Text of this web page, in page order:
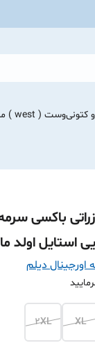
وست ( west ) مردانه
باکسی
اولد مانی
اورجینال دیلم
XL
2XL